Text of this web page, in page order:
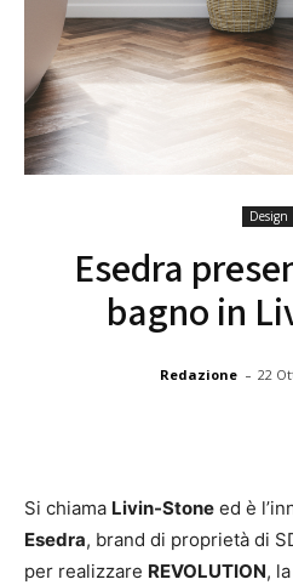
Design
Esedra
bagno in
Redazione - 22
Si chiama Livin-Stone ed è
Esedra, brand di proprietà di
per realizzare REVOLUTION,